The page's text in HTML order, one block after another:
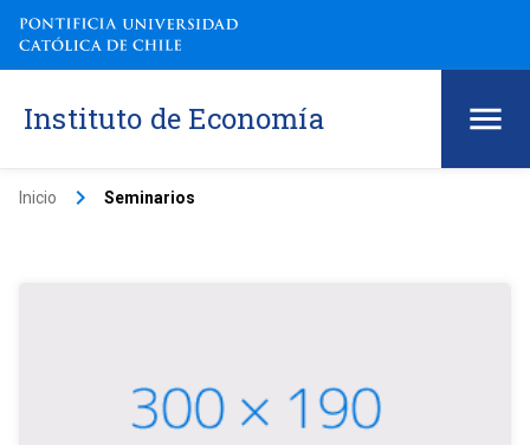
Instituto de Economía
Inicio keyboard_arrow_right Seminarios